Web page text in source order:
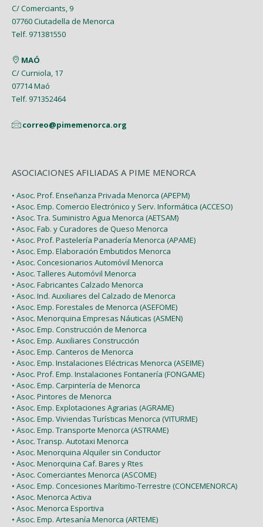
Las noticias más destacadas de 2020
Marzo 2017
Febrero 2017
C/ Comerciants, 9
07760 Ciutadella de Menorca
Telf. 971381550
MAÓ
C/ Curniola, 17
07714 Maó
Telf. 971352464
correo@pimemenorca.org
ASOCIACIONES AFILIADAS A PIME MENORCA
• Asoc. Prof. Enseñanza Privada Menorca (APEPM)
• Asoc. Emp. Comercio Electrónico y Serv. Informática (ACCESO)
• Asoc. Tra. Suministro Agua Menorca (AETSAM)
• Asoc. Fab. y Curadores de Queso Menorca
• Asoc. Prof. Pastelería Panadería Menorca (APAME)
• Asoc. Emp. Elaboración Embutidos Menorca
• Asoc. Concesionarios Automóvil Menorca
• Asoc. Talleres Automóvil Menorca
• Asoc. Fabricantes Calzado Menorca
• Asoc. Ind. Auxiliares del Calzado de Menorca
• Asoc. Emp. Forestales de Menorca (ASEFOME)
• Asoc. Menorquina Empresas Náuticas (ASMEN)
• Asoc. Emp. Construcción de Menorca
• Asoc. Emp. Auxiliares Construcción
• Asoc. Emp. Canteros de Menorca
• Asoc. Emp. Instalaciones Eléctricas Menorca (ASEIME)
• Asoc. Prof. Emp. Instalaciones Fontanería (FONGAME)
• Asoc. Emp. Carpintería de Menorca
• Asoc. Pintores de Menorca
• Asoc. Emp. Explotaciones Agrarias (AGRAME)
• Asoc. Emp. Viviendas Turísticas Menorca (VITURME)
• Asoc. Emp. Transporte Menorca (ASTRAME)
• Asoc. Transp. Autotaxi Menorca
• Asoc. Menorquina Alquiler sin Conductor
• Asoc. Menorquina Caf. Bares y Rtes
• Asoc. Comerciantes Menorca (ASCOME)
• Asoc. Emp. Concesiones Marítimo-Terrestre (CONCEMENORCA)
• Asoc. Menorca Activa
• Asoc. Menorca Esportiva
• Asoc. Emp. Artesanía Menorca (ARTEME)